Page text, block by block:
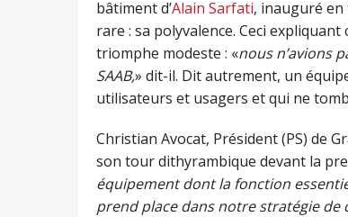
bâtiment d’Alain Sarfati, inauguré en
rare : sa polyvalence. Ceci
triomphe modeste : «nous n’avions
SAAB,» dit-il. Dit autrement, un
utilisateurs et usagers et qui ne
Christian Avocat, Président (PS) de
son tour dithyrambique devant la
équipement dont la fonction
prend place dans notre stratégie de